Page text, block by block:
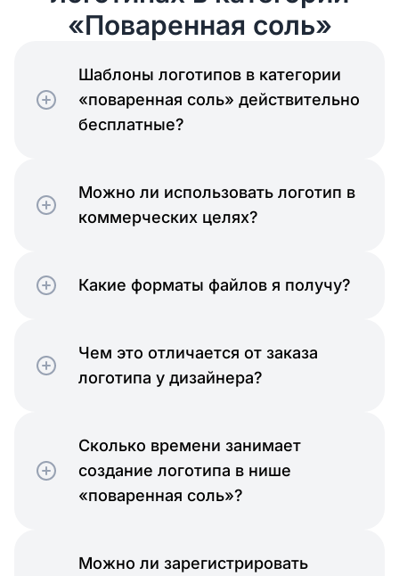
«Поваренная соль»
Шаблоны логотипов в категории
«поваренная соль» действительно
бесплатные?
Можно ли использовать логотип в
коммерческих целях?
Какие форматы файлов я получу?
Чем это отличается от заказа
логотипа у дизайнера?
Сколько времени занимает
создание логотипа в нише
«поваренная соль»?
Можно ли зарегистрировать